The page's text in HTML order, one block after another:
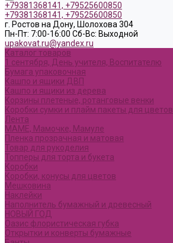
+79381368141, +79525600850
+79381368141, +79525600850
г. Ростов на Дону, Шолохова 304
Пн-Пт: 7:00-16:00 Cб-Вс: Выходной
upakovat.ru@yandex.ru
Каталог товаров
1 сентября, День учителя, Воспитателю
Бумага упаковочная
Кашпо и ящики ДВП
Кашпо и ящики из дерева
Корзины плетеные, ротанговые венки
Коробки сумки и плайм пакеты для цветов
Лента
МАМЕ, Мамочке, Мамуле
Пленка прозрачная и матовая
Товар для рукоделия
Топперы для торта и букета
Коробки
Коробки, конусы для цветов
Мешковина
Наклейки
Наполнитель бумажный и древесный
НОВЫЙ ГОД
Оазис флористическая губка
Открытки и конверты бумажные